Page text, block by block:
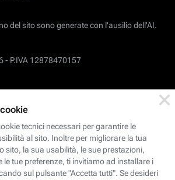
del sito sono generate con l'ausilio dell'AI.
- P.IVA 12878470157